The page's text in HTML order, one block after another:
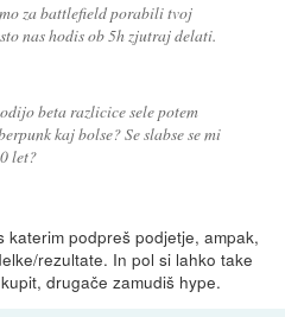
za battlefield porabili tvoj
nas hodis ob 5h zjutraj delati.
beta razlicice sele potem
kaj bolse? Se slabse se mi
let?
podpreš podjetje, ampak,
rezultate. In pol si lahko take
drugače zamudiš hype.